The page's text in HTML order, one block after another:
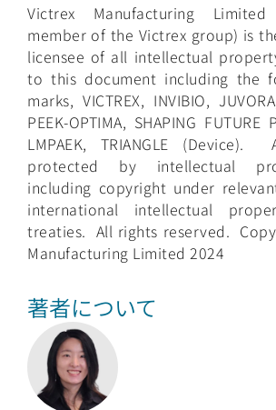
Victrex Manufacturing
member of the Victrex group) is
licensee of all intellectual
to this document including the
marks, VICTREX, INVIBIO,
PEEK-OPTIMA, SHAPING FUTURE
LMPAEK, TRIANGLE
protected by intellectual
including copyright under
international intellectual
treaties. All rights reserved.
Manufacturing Limited 2024
著者について